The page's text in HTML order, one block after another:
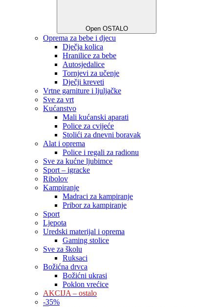
Open OSTALO
Oprema za bebe i djecu
Dječja kolica
Hranilice za bebe
Autosjedalice
Tornjevi za učenje
Dječji kreveti
Vrtne garniture i ljuljačke
Sve za vrt
Kućanstvo
Mali kućanski aparati
Police za cvijeće
Stolići za dnevni boravak
Alat i oprema
Police i regali za radionu
Sve za kućne ljubimce
Sport – igracke
Ribolov
Kampiranje
Madraci za kampiranje
Pribor za kampiranje
Sport
Ljepota
Uredski materijal i oprema
Gaming stolice
Sve za školu
Ruksaci
Božićna drvca
Božićni ukrasi
Poklon vrećice
AKCIJA – ostalo
-35%